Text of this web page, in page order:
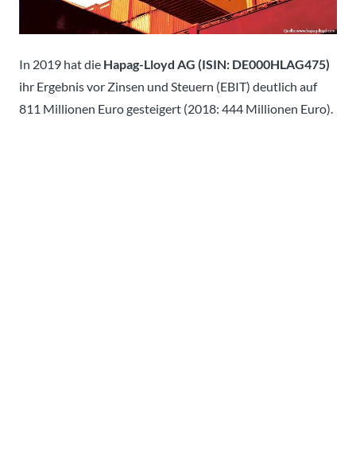
In 2019 hat die Hapag-Lloyd AG (ISIN: DE000HLAG475)
ihr Ergebnis vor Zinsen und Steuern (EBIT) deutlich auf
811 Millionen Euro gesteigert (2018: 444 Millionen Euro).